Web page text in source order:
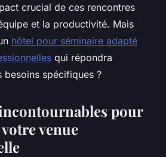
crucial de ces rencontres
et la productivité. Mais
hôtel pour séminaire adapté
qui répondra
besoins spécifiques ?
pour
venue